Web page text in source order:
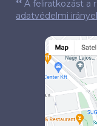
** A feliratkozást a
adatvédelmi